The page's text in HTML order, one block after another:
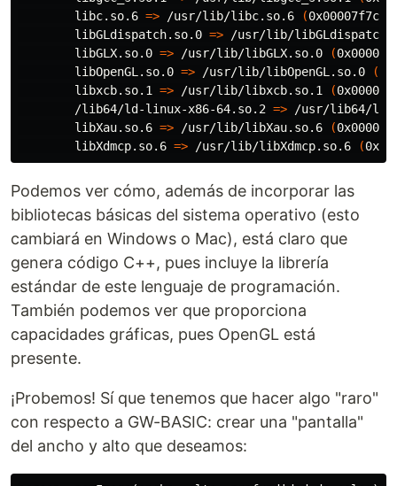
        libc.so.6
=> /usr/lib/libc.so.6 (
        libGLdispatch.so.0
=> /usr/lib/
        libGLX.so.0
=> /usr/lib/libGLX.so.0 (
        libOpenGL.so.0
=> /usr/lib/libOpenGL.so.0 (
        libxcb.so.1
=> /usr/lib/libxcb.so.1 (
        /lib64/ld-linux-x86-64.so.2
=> /usr/lib64/ld-
        libXau.so.6
=> /usr/lib/libXau.so.6 (
        libXdmcp.so.6
=> /usr/lib/libXdmcp.so.6 (
Podemos ver cómo, además de incorporar las
bibliotecas básicas del sistema operativo (esto
cambiará en Windows o Mac), está claro que
genera código C++, pues incluye la librería
estándar de este lenguaje de programación.
También podemos ver que proporciona
capacidades gráficas, pues OpenGL está
presente.
¡Probemos! Sí que tenemos que hacer algo "raro"
con respecto a GW-BASIC: crear una "pantalla"
del ancho y alto que deseamos: